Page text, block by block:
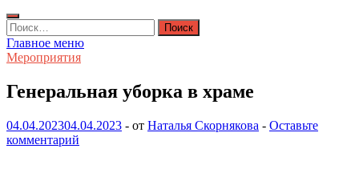
Найти:
Главное меню
Мероприятия
Генеральная уборка в храме
04.04.202304.04.2023 - от Наталья Скорнякова - Оставьте
комментарий